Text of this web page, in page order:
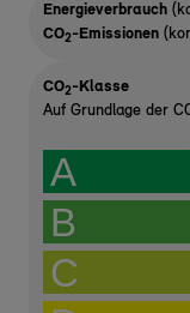
Energieverbrauch
CO2-Emissionen
CO2-Klasse
Auf Grundlage der
A
B
C